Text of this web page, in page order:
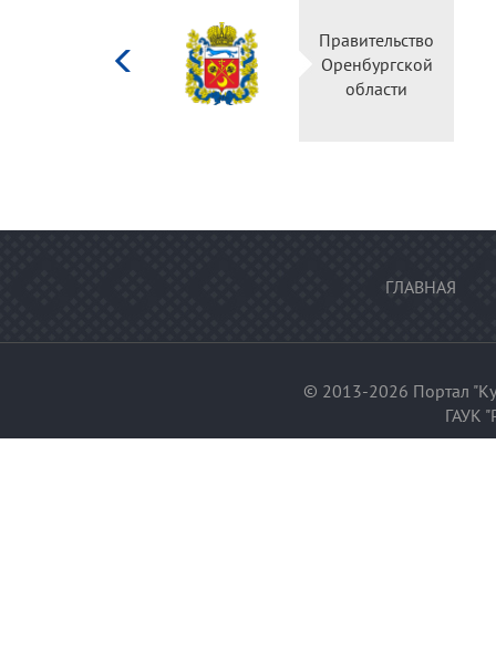
Правительство
Оренбургской
области
ГЛАВНАЯ
© 2013-2026 Портал
ГАУК